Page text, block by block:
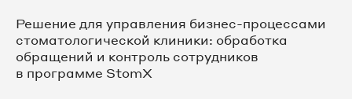
Решение для управления бизнес-процессами
стоматологической клиники: обработка
обращений и контроль сотрудников
в программе StomX